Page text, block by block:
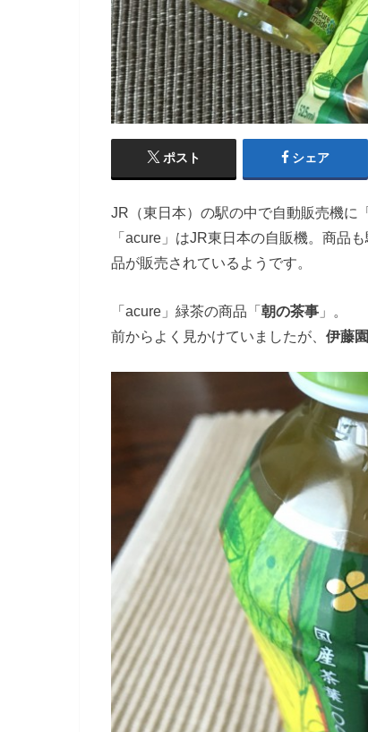
ポスト シェア
JR（東日本）の駅の中で自動販売機に
「acure」はJR東日本の自販機。商品
品が販売されているようです。
「acure」緑茶の商品「朝の茶事 」。
前からよく見かけていましたが、 伊藤